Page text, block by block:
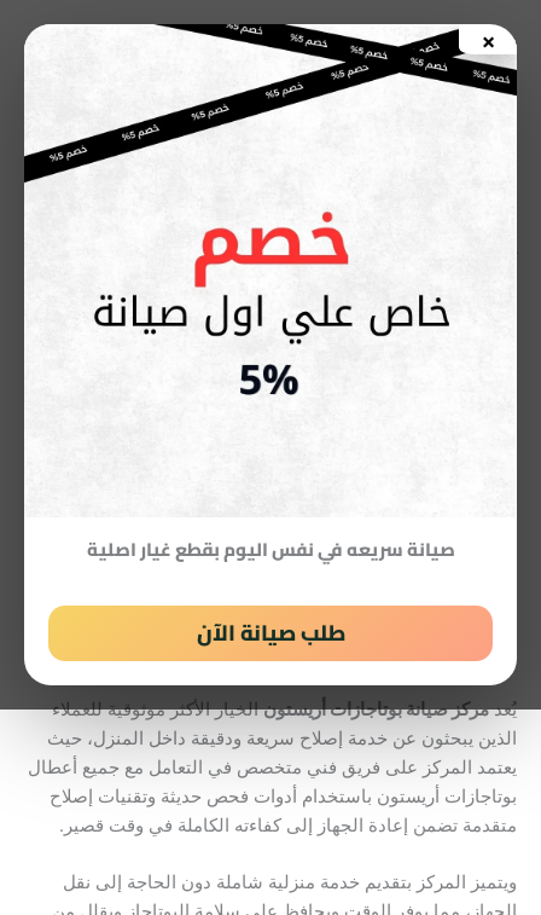
×
صيانة سريعه في نفس اليوم بقطع غيار اصلية
طلب صيانة الآن
إلى
المحتوى
مركز صيانة بوتاجازات أريستون |
إذا كنت تبحث عن حل سريع وموثوق لأعطال بوتاجاز أريستون داخل
منزلك، فإن الاعتماد على
مركز صيانة بوتاجازات أريستون
الأكثر أمانًا وفعالية. فالأعطال المنزلية مثل ضعف الشعلة، توقف
الفرن، أو مشاكل الإشعال الذاتي تحتاج إلى تدخل فني متخصص
في نفس الوقت، مع توفير قطع غيار أصلية وضمان على الإصلاح،
مما يضمن عودة البوتاجاز للعمل بكفاءة عالية خلال وقت قصير.
مركز صيانة بوتاجازات أريستون – الحل الأسرع لإصلاح الأعطال
داخل المنزل
يُعدمركز صيانة بوتاجازات أريستونالخيار الأكثر موثوقية للعملاء
الذين يبحثون عن خدمة إصلاح سريعة ودقيقة داخل المنزل، حيث
يعتمد المركز على فريق فني متخصص في التعامل مع جميع أعطال
بوتاجازات أريستون باستخدام أدوات فحص حديثة وتقنيات إصلاح
متقدمة تضمن إعادة الجهاز إلى كفاءته الكاملة في وقت قصير.
ويتميز المركز بتقديم خدمة منزلية شاملة دون الحاجة إلى نقل